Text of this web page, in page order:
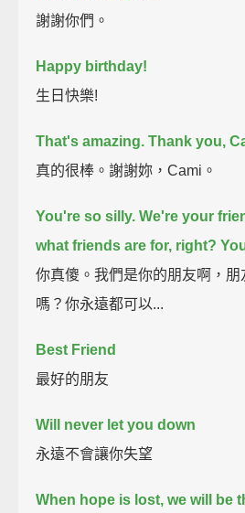
謝謝你們。
Happy birthday!
生日快樂!
That's amazing. Thank you,
真的很棒。謝謝妳，Cami。
You're so silly. We're your
what friends are for, right?
你真傻。我們是你的朋友啊，
嗎？你永遠都可以...
Best Friend
最好的朋友
Will never let you down
永遠不會讓你失望
When hope is lost, we will be